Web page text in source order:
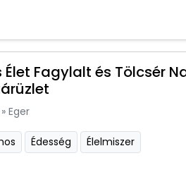
Élet Fagylalt és Tölcsér
» Eger
Édesség Élelmiszer